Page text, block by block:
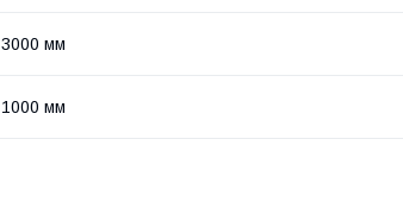
3000 мм
1000 мм